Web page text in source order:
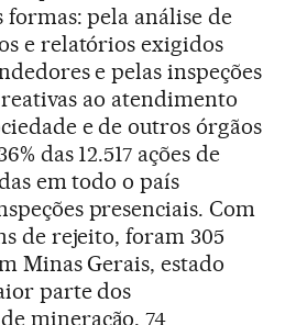
pela análise de
e relatórios exigidos
e pelas inspeções
ao atendimento
e de outros órgãos
das 12.517 ações de
em todo o país
presenciais. Com
de rejeito, foram 305
Minas Gerais, estado
parte dos
mineração, 74